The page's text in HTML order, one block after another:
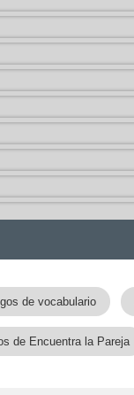
de vocabulario
de Encuentra la Pareja